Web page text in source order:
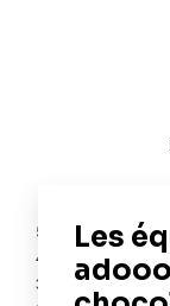
5
4
3
étoiles